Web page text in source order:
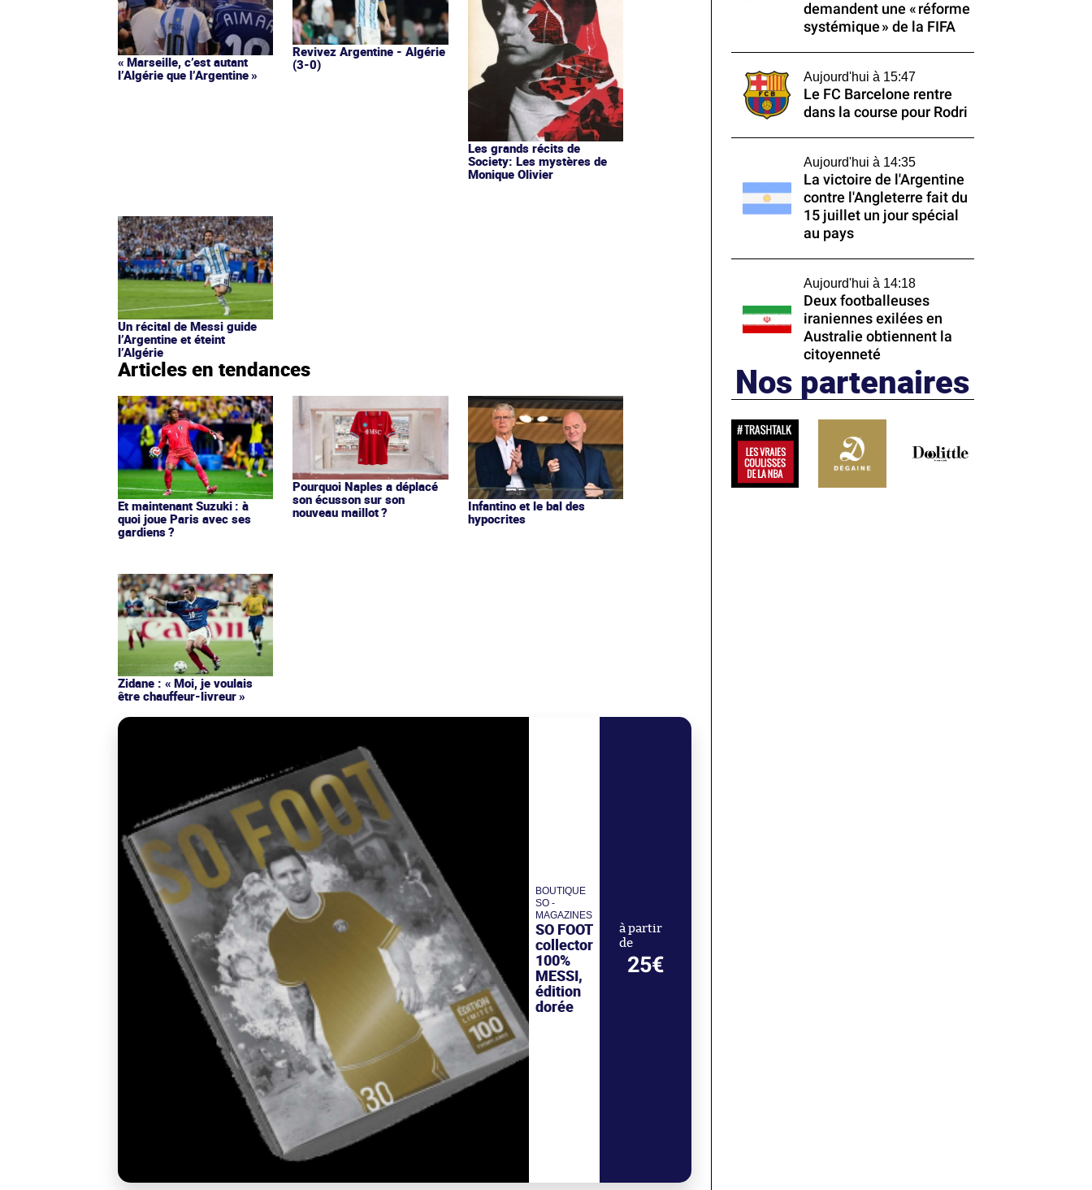
« Marseille, c’est autant
l’Algérie que l’Argentine »
Revivez Argentine - Algérie
(3-0)
Les grands récits de
Society: Les mystères de
Monique Olivier
Un récital de Messi guide
l’Argentine et éteint
l’Algérie
Articles en tendances
Et maintenant Suzuki : à
quoi joue Paris avec ses
gardiens ?
Pourquoi Naples a déplacé
son écusson sur son
nouveau maillot ?
Infantino et le bal des
hypocrites
Zidane : « Moi, je voulais
être chauffeur-livreur »
BOUTIQUE
SO -
MAGAZINES
SO FOOT
collector
100%
MESSI,
édition
dorée
à partir
de
25€
demandent une « réforme
systémique » de la FIFA
Aujourd'hui à 15:47
Le FC Barcelone rentre
dans la course pour Rodri
Aujourd'hui à 14:35
La victoire de l'Argentine
contre l'Angleterre fait du
15 juillet un jour spécial
au pays
Aujourd'hui à 14:18
Deux footballeuses
iraniennes exilées en
Australie obtiennent la
citoyenneté
Nos partenaires